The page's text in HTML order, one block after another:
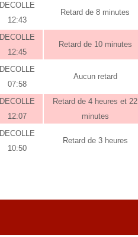
DECOLLE
12:43
Retard de 8 minutes
DECOLLE
12:45
Retard de 10 minutes
DECOLLE
07:58
Aucun retard
DECOLLE
12:07
Retard de 4 heures et 22
minutes
DECOLLE
10:50
Retard de 3 heures